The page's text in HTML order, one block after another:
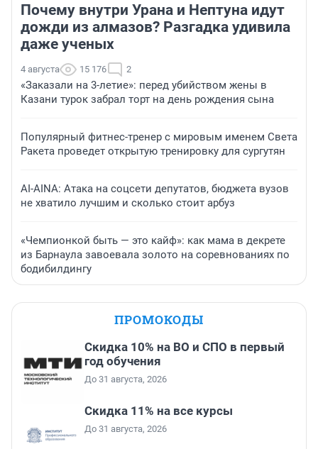
Почему внутри Урана и Нептуна идут
дожди из алмазов? Разгадка удивила
даже ученых
4 августа 15 176 2
«Заказали на 3-летие»: перед убийством жены в
Казани турок забрал торт на день рождения сына
Популярный фитнес-тренер с мировым именем Света
Ракета проведет открытую тренировку для сургутян
AI-AINA: Атака на соцсети депутатов, бюджета вузов
не хватило лучшим и сколько стоит арбуз
«Чемпионкой быть — это кайф»: как мама в декрете
из Барнаула завоевала золото на соревнованиях по
бодибилдингу
ПРОМОКОДЫ
Скидка 10% на ВО и СПО в первый
год обучения
До 31 августа, 2026
Скидка 11% на все курсы
До 31 августа, 2026